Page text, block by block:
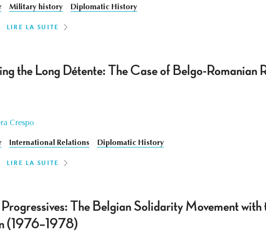
Military history Diplomatic History
LIRE LA SUITE
the Long Détente: The Case of Belgo-Romanian
Crespo
International Relations Diplomatic History
LIRE LA SUITE
The Belgian Solidarity Movement with
(1976–1978)